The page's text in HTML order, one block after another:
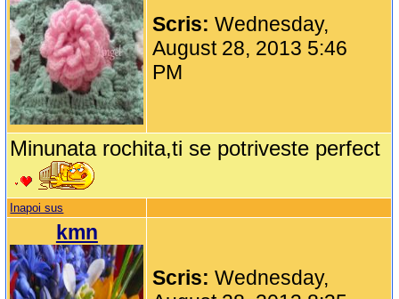
Scris:Wednesday,
August 28, 2013 5:46
PM
Minunata rochita,ti se potriveste perfect
Inapoi sus
kmn
Scris:Wednesday,